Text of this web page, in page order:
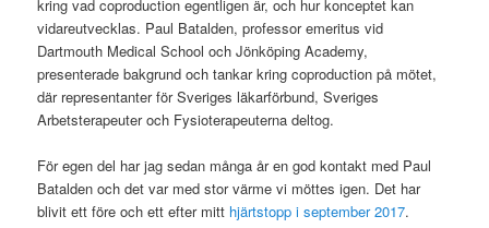
kring vad coproduction egentligen är, och hur konceptet kan
vidareutvecklas. Paul Batalden, professor emeritus vid
Dartmouth Medical School och Jönköping Academy,
presenterade bakgrund och tankar kring coproduction på mötet,
där representanter för Sveriges läkarförbund, Sveriges
Arbetsterapeuter och Fysioterapeuterna deltog.
För egen del har jag sedan många år en god kontakt med Paul
Batalden och det var med stor värme vi möttes igen. Det har
blivit ett före och ett efter mitt hjärtstopp i september 2017.